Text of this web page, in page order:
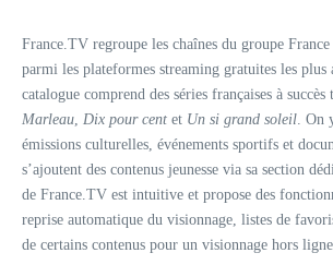
France.TV regroupe les chaînes du groupe
parmi les plateformes streaming gratuites les plus
catalogue comprend des séries françaises à succès
Marleau, Dix pour cent et Un si grand soleil. On
émissions culturelles, événements sportifs et
s’ajoutent des contenus jeunesse via sa section
de France.TV est intuitive et propose des
reprise automatique du visionnage, listes de
de certains contenus pour un visionnage hors